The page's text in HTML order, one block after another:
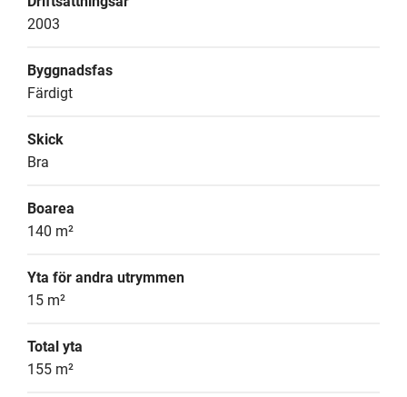
2003
Byggnadsfas
Färdigt
Skick
Bra
Boarea
140 m²
Yta för andra utrymmen
15 m²
Total yta
155 m²